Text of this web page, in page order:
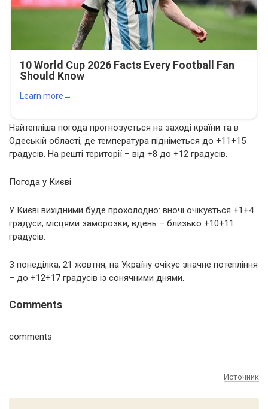
Найтепліша погода прогнозується на заході країни та в
Одеській області, де температура підніметься до +11+15
градусів. На решті території – від +8 до +12 градусів.
Погода у Києві
У Києві вихідними буде прохолодно: вночі очікується +1+4
градуси, місцями заморозки, вдень – близько +10+11
градусів.
З понеділка, 21 жовтня, на Україну очікує значне потепління
– до +12+17 градусів із сонячними днями.
Comments
comments
Источник